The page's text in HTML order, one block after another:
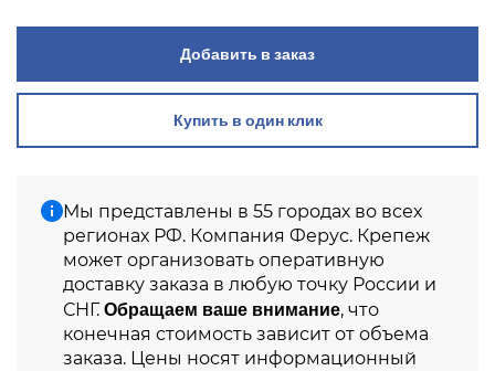
Добавить в заказ
Купить в один клик
Мы представлены в 55 городах во всех
регионах РФ. Компания Ферус. Крепеж
может организовать оперативную
доставку заказа в любую точку России и
СНГ. Обращаем ваше внимание, что
конечная стоимость зависит от объема
заказа. Цены носят информационный